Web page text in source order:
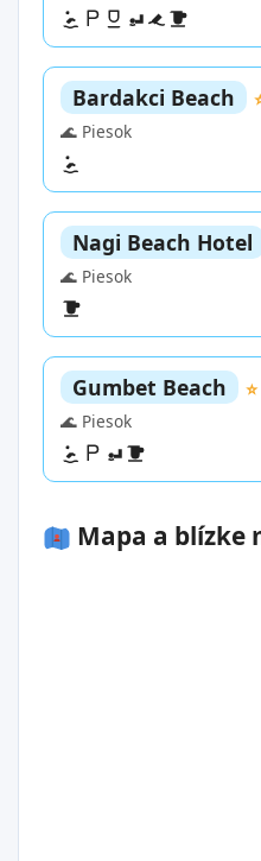
Bardakci Beach
🌊 Piesok
Nagi Beach Hotel
🌊 Piesok
Gumbet Beach
🌊 Piesok
Mapa a blízke